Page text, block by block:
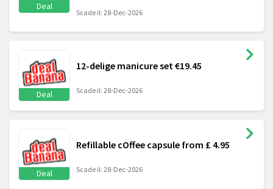
Deal
Scade il: 28-Dec-2026
Deal
12-delige manicure set €19.45
Scade il: 28-Dec-2026
Deal
Refillable cOffee capsule from £ 4.95
Scade il: 28-Dec-2026